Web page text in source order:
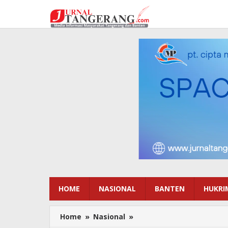
konten
HOME NASIONAL BANTEN
Home » Nasional »